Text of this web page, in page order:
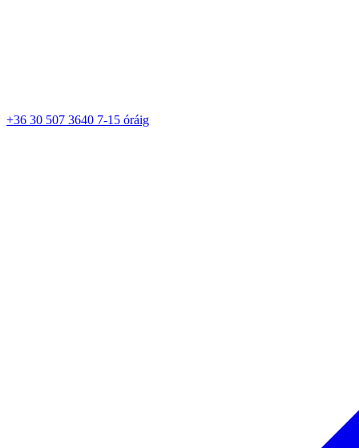
+36 30 507 3640 7-15 óráig